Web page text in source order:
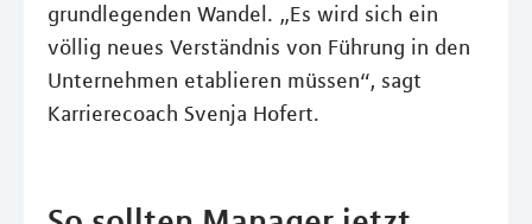
grundlegenden Wandel. „Es wird sich ein
völlig neues Verständnis von Führung in den
Unternehmen etablieren müssen“, sagt
Karrierecoach Svenja Hofert.